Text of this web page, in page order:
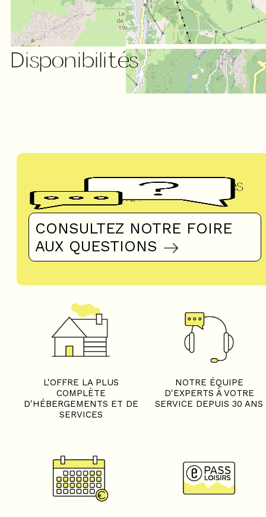
Disponibilités
Questions fréquentes
UN DOUTE ?
CONSULTEZ NOTRE FOIRE
AUX QUESTIONS
L'OFFRE LA PLUS
COMPLÈTE
D'HÉBERGEMENTS ET DE
SERVICES
NOTRE ÉQUIPE
D'EXPERTS À VOTRE
SERVICE DEPUIS 30 ANS